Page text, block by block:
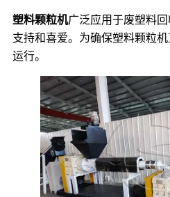
塑料颗粒机广泛应用于废塑料
支持和喜爱。为确保塑料颗粒
运行。